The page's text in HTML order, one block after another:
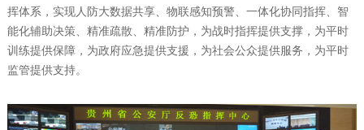
公司新闻 | 2025-12-15
赋能“东数西算” 筑就丝路算力底座——富
晋天维承建的新疆某…
挥体系，实现人防大数据共享、物联感知预警、一体化协同指挥、智
能化辅助决策、精准疏散、精准防护，为战时指挥提供支撑，为平时
训练提供保障，为政府应急提供支援，为社会公众提供服务，为平时
监管提供支持。